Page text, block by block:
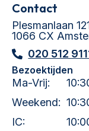
Contact
Plesmanlaan
1066 CX
020 512
Bezoektijden
Ma-Vrij:
Weekend:
IC: